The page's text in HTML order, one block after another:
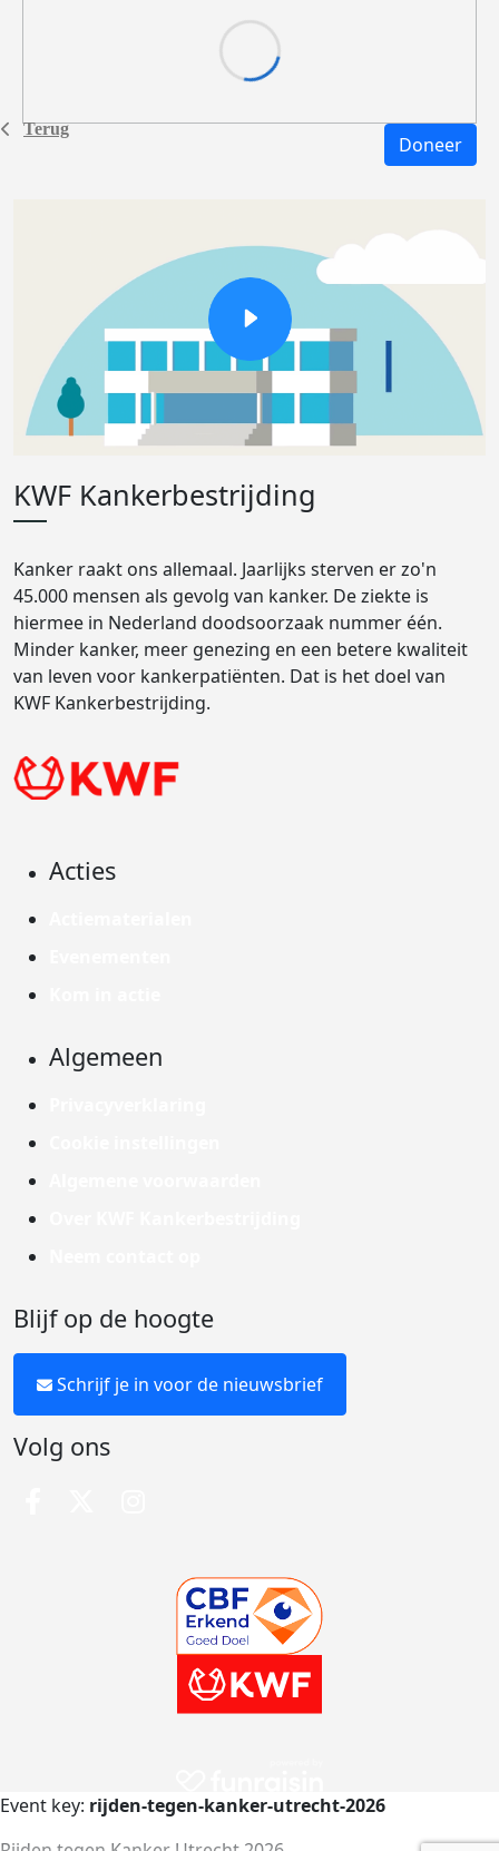
Terug
Doneer
KWF Kankerbestrijding
Kanker raakt ons allemaal. Jaarlijks sterven er zo'n
45.000 mensen als gevolg van kanker. De ziekte is
hiermee in Nederland doodsoorzaak nummer één.
Minder kanker, meer genezing en een betere kwaliteit
van leven voor kankerpatiënten. Dat is het doel van
KWF Kankerbestrijding.
Acties
Algemeen
Blijf op de hoogte
Schrijf je in voor de nieuwsbrief
Volg ons
Event key: rijden-tegen-kanker-utrecht-2026